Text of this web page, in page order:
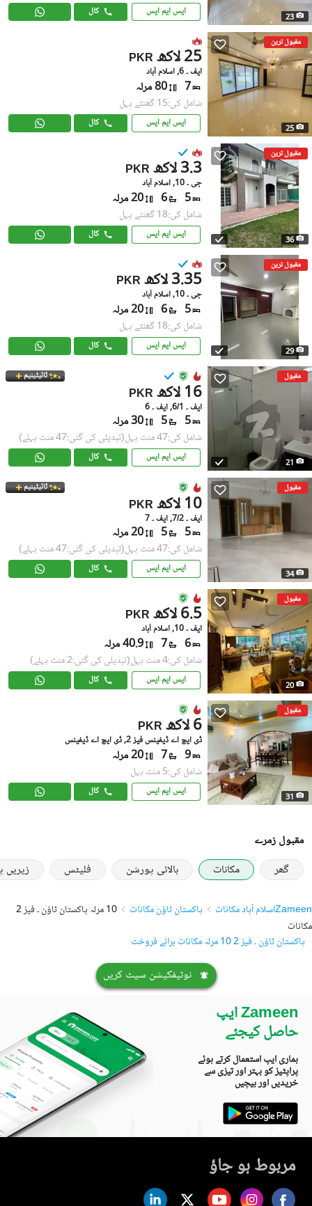
23 ایس ایم ایس کال
مقبول ترین
25
PKR 25 لاکھ
ایف ۔ 6, اسلام آباد
7 80 مرلہ
شامل کی:15 گھنٹے پہل
ایس ایم ایس کال
مقبول ترین
36
PKR 3.3 لاکھ
جی ۔ 10, اسلام آباد
5
6 20 مرلہ
شامل کی:18 گھنٹے پہل
ایس ایم ایس کال
مقبول ترین
29
PKR 3.35 لاکھ
جی ۔ 10, اسلام آباد
5
6 20 مرلہ
شامل کی:18 گھنٹے پہل
ایس ایم ایس کال
مقبول
21
ٹائیٹینیم
PKR 16 لاکھ
ایف ۔ 6/1, ایف ۔ 6
5
5 30 مرلہ
شامل کی:47 منٹ پہل (تبدیلی کی گئی:47 منٹ پہلے)
ایس ایم ایس کال
مقبول
34
ٹائیٹینیم
PKR 10 لاکھ
ایف ۔ 7/2, ایف ۔ 7
5
5 20 مرلہ
شامل کی:47 منٹ پہل (تبدیلی کی گئی:47 منٹ پہلے)
ایس ایم ایس کال
مقبول
20
PKR 6.5 لاکھ
ایف ۔ 10, اسلام آباد
6
7 40.9 مرلہ
شامل کی:4 منٹ پہل (تبدیلی کی گئی:2 منٹ پہلے)
ایس ایم ایس کال
مقبول
31
PKR 6 لاکھ
ڈی ایچ اے ڈیفینس فیز 2, ڈی ایچ اے ڈیفینس
9
7 20 مرلہ
شامل کی:5 منٹ پہل
ایس ایم ایس کال
مقبول زمرے
گھر
مکانات بالائی پورشن فلیٹس
Zameenاسلام آباد مکانات پاکستان ٹاؤن مکانات
10 مرلہ پاکستان ٹاؤن ۔ فیز 2
مکانات
پاکستان ٹاؤن ۔ فیز 2 10 مرلہ مکانات برائے فروخت
نوٹیفکیشن سیٹ کریں
Zameen ایپ
حاصل کیجئے
ہماری ایپ استعمال کرتے ہوئے
پراپٹیز کو بہتر اور تیزی سے
خریدیں اور بیچیں
مربوط ہو جاؤ